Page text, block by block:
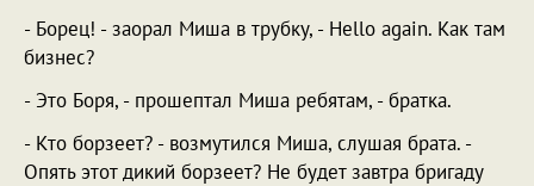
- Борец! - заорал Миша в трубку, - Hello again. Как там
бизнес?
- Это Боря, - прошептал Миша ребятам, - братка.
- Кто борзеет? - возмутился Миша, слушая брата. -
Опять этот дикий борзеет? Не будет завтра бригаду